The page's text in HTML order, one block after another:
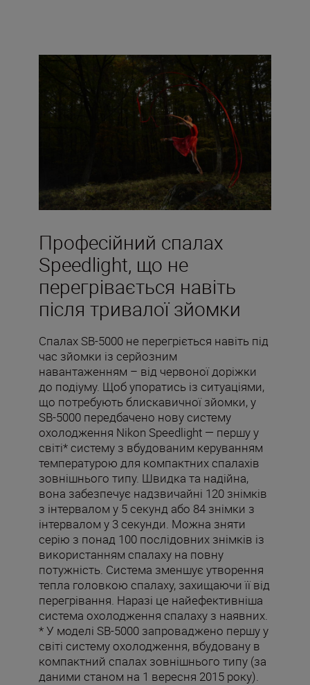
Професійний спалах
Speedlight, що не
перегрівається навіть
після тривалої зйомки
Спалах SB-5000 не перегріється навіть під
час зйомки із серйозним
навантаженням – від червоної доріжки
до подіуму. Щоб упоратись із ситуаціями,
що потребують блискавичної зйомки, у
SB-5000 передбачено нову систему
охолодження Nikon Speedlight — першу у
світі* систему з вбудованим керуванням
температурою для компактних спалахів
зовнішнього типу. Швидка та надійна,
вона забезпечує надзвичайні 120 знімків
з інтервалом у 5 секунд або 84 знімки з
інтервалом у 3 секунди. Можна зняти
серію з понад 100 послідовних знімків із
використанням спалаху на повну
потужність. Система зменшує утворення
тепла головкою спалаху, захищаючи її від
перегрівання. Наразі це найефективніша
система охолодження спалаху з наявних.
* У моделі SB-5000 запроваджено першу у
світі систему охолодження, вбудовану в
компактний спалах зовнішнього типу (за
даними станом на 1 вересня 2015 року).